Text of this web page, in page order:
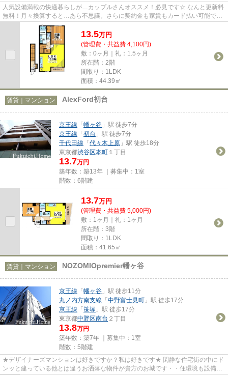
人気設備満載の快適暮らしが…カップルさんオススメ！必見です☆ なんと更新料
無料！月々換算すると…あら不思議。さらに契約金も家賃もカード払い可能でポ
イントも貯めちゃおう(^_-)-☆ ...
13.5万円
(管理費・共益費 4,100円)
敷：0ヶ月｜礼：1.5ヶ月
所在階：2階
間取り：1LDK
面積：44.39㎡
賃貸｜マンション AlexFord初台
京王線 「幡ヶ谷 」駅 徒歩7分
京王線 「初台 」駅 徒歩7分
千代田線 「代々木上原 」駅 徒歩18分
東京都渋谷区本町 １丁目
13.7万円
築年数：築13年 ｜募集中： 1室
階数：6階建
13.7万円
(管理費・共益費 5,000円)
敷：1ヶ月｜礼：1ヶ月
所在階：3階
間取り：1LDK
面積：41.65㎡
賃貸｜マンション NOZOMIOpremier幡ヶ谷
京王線 「幡ヶ谷 」駅 徒歩11分
丸ノ内方南支線 「中野富士見町 」駅 徒歩17分
京王線 「笹塚 」駅 徒歩17分
東京都中野区南台 ２丁目
13.8万円
築年数：築7年 ｜募集中： 1室
階数：5階建
★デザイナーズマンションは好きですか？私は好きです★ 閑静な住宅街の中にド
ンッと建っている他とは違うお洒落な物件が貴方のお城です・・住環境も設備も